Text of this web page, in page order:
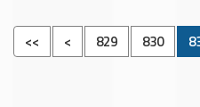
<< < 829 830